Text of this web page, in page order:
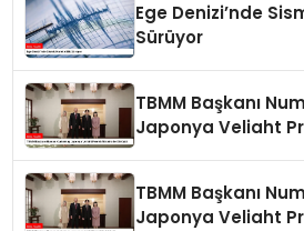
Ege Denizi’nde
Sürüyor
TBMM Başkanı
Japonya Veliaht
TBMM Başkanı
Japonya Veliaht